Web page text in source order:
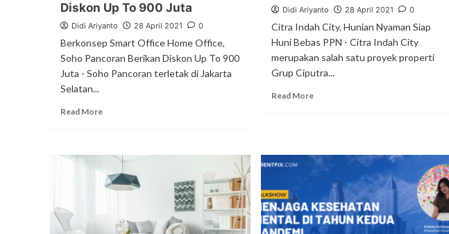
Diskon Up To 900 Juta
Didi Ariyanto 28 April 2021 0
Berkonsep Smart Office Home Office,
Soho Pancoran Berikan Diskon Up To 900
Juta - Soho Pancoran terletak di Jakarta
Selatan...
Read More
Didi Ariyanto 28 April 2021 0
Citra Indah City, Hunian Nyaman Siap
Huni Bebas PPN - Citra Indah City
merupakan salah satu proyek properti
Grup Ciputra...
Read More